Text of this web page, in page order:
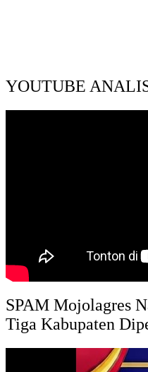
YOUTUBE
SPAM Mojolagres
Tiga Kabupaten